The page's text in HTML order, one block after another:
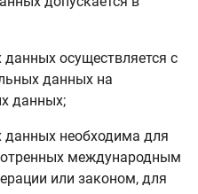
осуществляется с
данных на
данных;
данных необходима для
международным
или законом, для